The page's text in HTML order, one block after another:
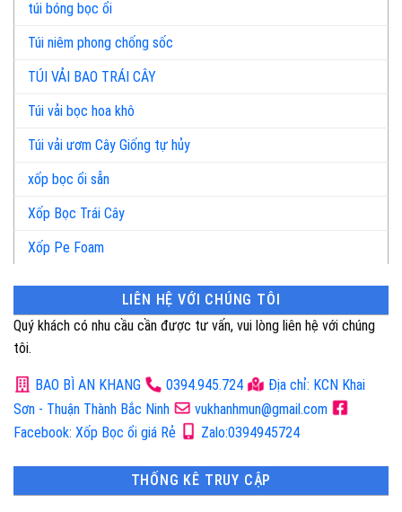
túi bóng bọc ổi
Túi niêm phong chống sốc
TÚI VẢI BAO TRÁI CÂY
Túi vải bọc hoa khô
Túi vải ươm Cây Giống tự hủy
xốp bọc ổi sẵn
Xốp Bọc Trái Cây
Xốp Pe Foam
LIÊN HỆ VỚI CHÚNG TÔI
Quý khách có nhu cầu cần được tư vấn, vui lòng liên hệ với chúng
tôi.
BAO BÌ AN KHANG 0394.945.724
Địa chỉ: KCN Khai
Sơn - Thuận Thành Bắc Ninh
vukhanhmun@gmail.com
Facebook: Xốp Bọc ổi giá Rẻ
Zalo:0394945724
THỐNG KÊ TRUY CẬP